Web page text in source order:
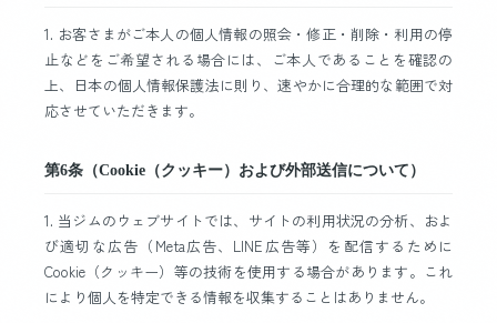
1. お客さまがご本人の個人情報の照会・修正・削除・利用の停
止などをご希望される場合には、ご本人であることを確認の
上、日本の個人情報保護法に則り、速やかに合理的な範囲で対
応させていただきます。
第6条（Cookie（クッキー）および外部送信について）
1. 当ジムのウェブサイトでは、サイトの利用状況の分析、およ
び適切な広告（Meta広告、LINE広告等）を配信するために
Cookie（クッキー）等の技術を使用する場合があります。これ
により個人を特定できる情報を収集することはありません。